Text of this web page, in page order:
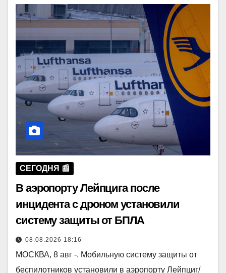
СЕГОДНЯ 📰
В аэропорту Лейпцига после
инцидента с дроном установили
систему защиты от БПЛА
08.08.2026 18:16
МОСКВА, 8 авг -. Мобильную систему защиты от
беспилотников установили в аэропорту Лейпциг/